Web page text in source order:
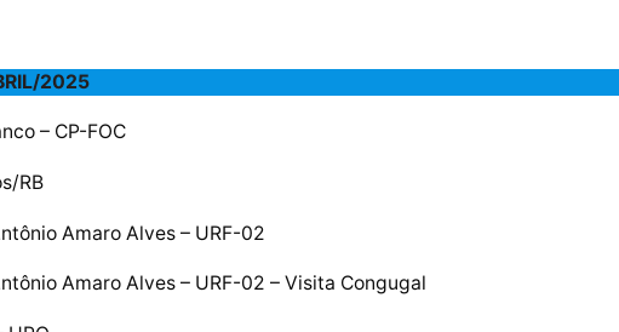
2025
– CP-FOC
RB
Amaro Alves – URF-02
Amaro Alves – URF-02 – Visita Congugal